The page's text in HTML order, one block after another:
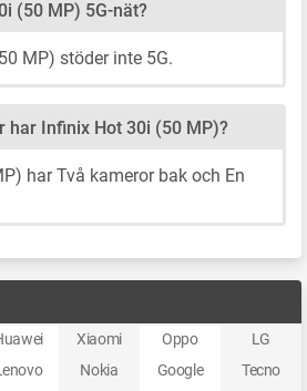
(50 MP) 5G-nät?
MP) stöder inte 5G.
har Infinix Hot 30i (50 MP)?
har Två kameror bak och En
Xiaomi Oppo
LG
Nokia Google
Tecno